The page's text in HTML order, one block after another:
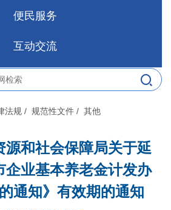
便民服务
互动交流
法规 / 规范性文件 / 其他
源和社会保障局关于延
企业基本养老金计发办
通知》有效期的通知